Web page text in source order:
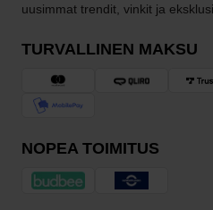
uusimmat trendit, vinkit ja
TURVALLINEN MAKSU
NOPEA TOIMITUS